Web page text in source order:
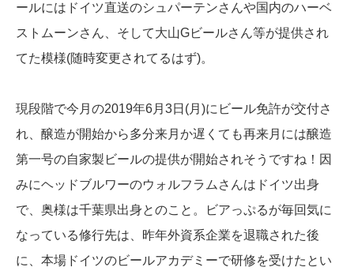
ールにはドイツ直送のシュパーテンさんや国内のハーベ
ストムーンさん、そして大山Gビールさん等が提供され
てた模様(随時変更されてるはず)。
現段階で今月の2019年6月3日(月)にビール免許が交付さ
れ、醸造が開始から多分来月か遅くても再来月には醸造
第一号の自家製ビールの提供が開始されそうですね！因
みにヘッドブルワーのウォルフラムさんはドイツ出身
で、奥様は千葉県出身とのこと。ビアっぷるが毎回気に
なっている修行先は、昨年外資系企業を退職された後
に、本場ドイツのビールアカデミーで研修を受けたとい